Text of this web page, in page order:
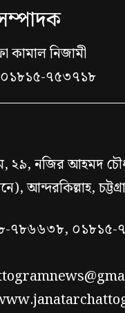
সম্পাদক
কামাল নিজামী
০১৮১৫-৭৫৩৭১৮
২৯, নজির আহমদ
আন্দরকিল্লাহ,
৭৮৬৬৩৮, ০১৮১৫-